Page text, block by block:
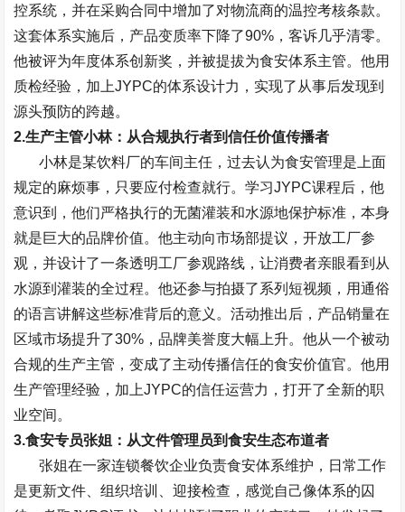
控系统，并在采购合同中增加了对物流商的温控考核条款。
这套体系实施后，产品变质率下降了90% ，客诉几乎清零。
他被评为年度体系创新奖，并被提拔为食安体系主管。他用
质检经验，加上JYPC的体系设计力，实现了从事后发现到
源头预防的跨越。
2.生产主管小林：从合规执行者到信任价值传播者
小林是某饮料厂的车间主任，过去认为食安管理是上面
规定的麻烦事，只要应付检查就行。学习JYPC课程后，他
意识到，他们严格执行的无菌灌装和水源地保护标准，本身
就是巨大的品牌价值。他主动向市场部提议，开放工厂参
观，并设计了一条透明工厂参观路线，让消费者亲眼看到从
水源到灌装的全过程。他还参与拍摄了系列短视频，用通俗
的语言讲解这些标准背后的意义。活动推出后，产品销量在
区域市场提升了30% ，品牌美誉度大幅上升。他从一个被动
合规的生产主管，变成了主动传播信任的食安价值官。他用
生产管理经验，加上JYPC的信任运营力，打开了全新的职
业空间。
3.食安专员张姐：从文件管理员到食安生态布道者
张姐在一家连锁餐饮企业负责食安体系维护，日常工作
是更新文件、组织培训、迎接检查，感觉自己像体系的囚